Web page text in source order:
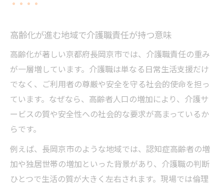
高齢化が進む地域で介護職責任が持つ意味
高齢化が著しい京都府長岡京市では、介護職責任の重み
が一層増しています。介護職は単なる日常生活支援だけ
でなく、ご利用者の尊厳や安全を守る社会的使命を担っ
ています。なぜなら、高齢者人口の増加により、介護サ
ービスの質や安全性への社会的な要求が高まっているか
らです。
例えば、長岡京市のような地域では、認知症高齢者の増
加や独居世帯の増加といった背景があり、介護職の判断
ひとつで生活の質が大きく左右されます。現場では倫理